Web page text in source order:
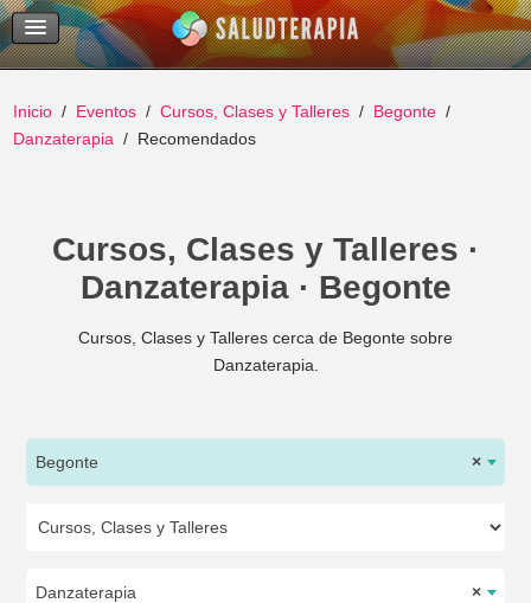
Temas Recientes
Buscar
Inicio Eventos Cursos, Clases y Talleres
Begonte
Danzaterapia
Recomendados
Cursos, Clases y Talleres ·
Danzaterapia · Begonte
Cursos, Clases y Talleres cerca de Begonte sobre
Danzaterapia.
×
Begonte
×
Danzaterapia